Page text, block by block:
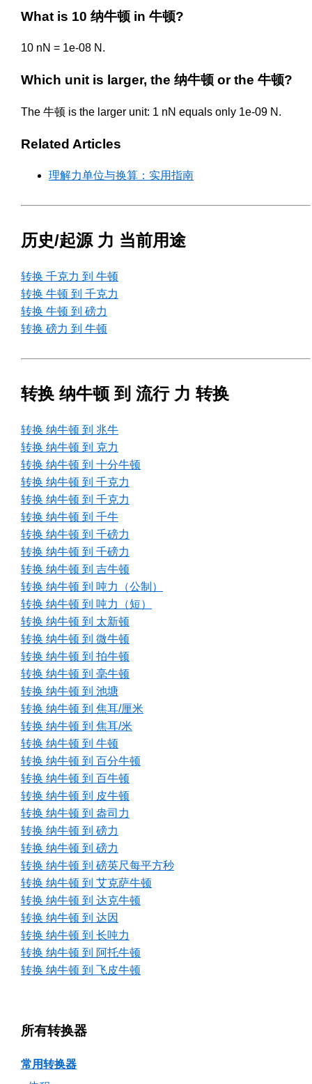
What is 10 纳牛顿 in 牛顿?
10 nN = 1e-08 N.
Which unit is larger, the 纳牛顿 or the 牛顿?
The 牛顿 is the larger unit: 1 nN equals only 1e-09 N.
Related Articles
理解力单位与换算：实用指南
历史/起源 力 当前用途
转换 千克力 到 牛顿
转换 牛顿 到 千克力
转换 牛顿 到 磅力
转换 磅力 到 牛顿
转换 纳牛顿 到 流行 力 转换
转换 纳牛顿 到 兆牛
转换 纳牛顿 到 克力
转换 纳牛顿 到 十分牛顿
转换 纳牛顿 到 千克力
转换 纳牛顿 到 千克力
转换 纳牛顿 到 千牛
转换 纳牛顿 到 千磅力
转换 纳牛顿 到 千磅力
转换 纳牛顿 到 吉牛顿
转换 纳牛顿 到 吨力（公制）
转换 纳牛顿 到 吨力（短）
转换 纳牛顿 到 太新顿
转换 纳牛顿 到 微牛顿
转换 纳牛顿 到 拍牛顿
转换 纳牛顿 到 毫牛顿
转换 纳牛顿 到 池塘
转换 纳牛顿 到 焦耳/厘米
转换 纳牛顿 到 焦耳/米
转换 纳牛顿 到 牛顿
转换 纳牛顿 到 百分牛顿
转换 纳牛顿 到 百牛顿
转换 纳牛顿 到 皮牛顿
转换 纳牛顿 到 盎司力
转换 纳牛顿 到 磅力
转换 纳牛顿 到 磅力
转换 纳牛顿 到 磅英尺每平方秒
转换 纳牛顿 到 艾克萨牛顿
转换 纳牛顿 到 达克牛顿
转换 纳牛顿 到 达因
转换 纳牛顿 到 长吨力
转换 纳牛顿 到 阿托牛顿
转换 纳牛顿 到 飞皮牛顿
所有转换器
常用转换器